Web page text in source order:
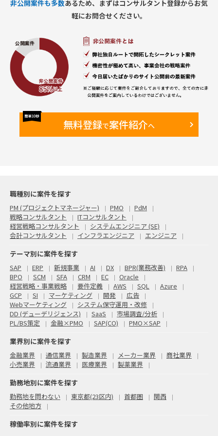
非公開案件も多数あるため、まずはコンサルタント登録からお気
軽にお問合せください。
無料登録で案件紹介へ
職種別に案件を探す
PM (プロジェクトマネージャー) PMO
PdM
戦略コンサルタント
ITコンサルタント
経営戦略コンサルタント
システムエンジニア (SE)
会計コンサルタント
インフラエンジニア エンジニア
テーマ別に案件を探す
SAP ERP 新規事業 AI DX BPR(業務改善)
RPA
BPO
SCM SFA CRM EC
Oracle
経営戦略・事業戦略
要件定義 AWS SQL
Azure
GCP
SI マーケティング 開発
広告
Webマーケティング
システム保守運用・改修
DD (デューデリジェンス)
SaaS
市場調査/分析
PL/BS策定
金融×PMO SAP(CO) PMO×SAP
業界別に案件を探す
金融業界 通信業界 製造業界 メーカー業界
商社業界
小売業界
流通業界 医療業界 製薬業界
勤務地別に案件を探す
勤務地を問わない 東京都(23区内) 首都圏
関西
その他地方
稼働率別に案件を探す